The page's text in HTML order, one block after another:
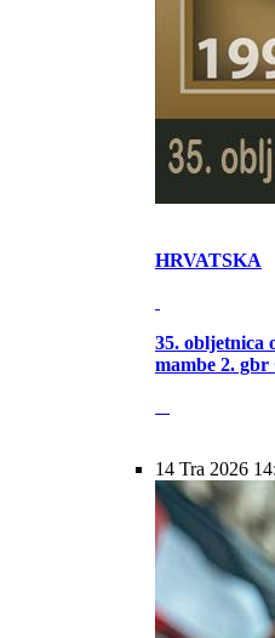
HRVATSKA
35. obljetnica
mambe 2.
14 Tra 2026